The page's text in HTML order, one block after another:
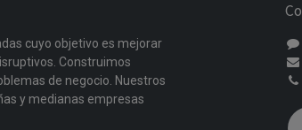
cuyo objetivo es mejorar
Construimos
de negocio. Nuestros
y medianas empresas